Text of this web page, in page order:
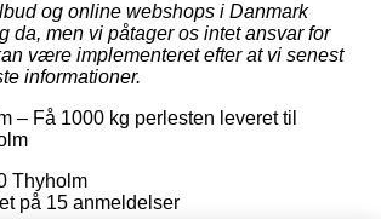
og online webshops i Danmark
da, men vi påtager os intet ansvar for
være implementeret efter at vi senest
informationer.
– Få 1000 kg perlesten leveret til
Thyholm
på 15 anmeldelser